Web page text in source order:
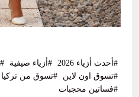
أحدث أزياء 2026 أزياء صيفية
تسوق اون لاين
تسوق من تركيا
فساتين محجبات